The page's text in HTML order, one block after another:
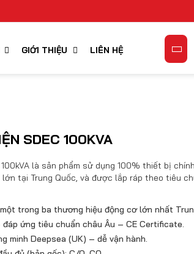
GIỚI THIỆU LIÊN HỆ
SDEC 100KVA
là sản phẩm sử dụng 100% thiết bị
tại Trung Quốc, và được lắp ráp theo tiêu
trong ba thương hiệu động cơ lớn nhất
ứng tiêu chuẩn châu Âu – CE Certificate.
minh Deepsea (UK) – dễ vận hành.